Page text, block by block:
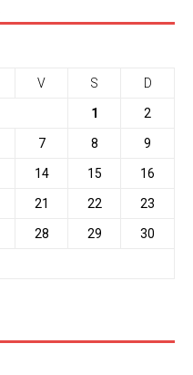
V S D
1 2
7 8 9
14 15 16
21 22 23
28 29 30